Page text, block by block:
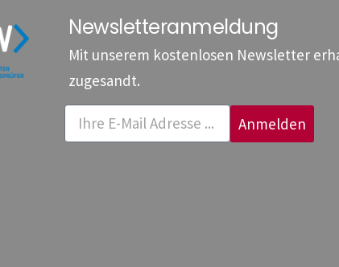
Newsletteranmeldung
Mit unserem kostenlosen Newsletter
zugesandt.
Anmelden